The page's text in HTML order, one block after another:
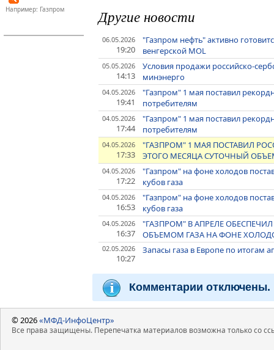
Например: Газпром Другие новости
06.05.2026
19:20
"Газпром нефть" активно
венгерской MOL
05.05.2026
14:13
Условия продажи российско-
минэнерго
04.05.2026
19:41
"Газпром" 1 мая поставил
потребителям
04.05.2026
17:44
"Газпром" 1 мая поставил
потребителям
04.05.2026
17:33
"ГАЗПРОМ" 1 МАЯ ПОСТАВИЛ
ЭТОГО МЕСЯЦА СУТОЧНЫЙ
04.05.2026
17:22
"Газпром" на фоне холодов
кубов газа
04.05.2026
16:53
"Газпром" на фоне холодов
кубов газа
04.05.2026
16:37
"ГАЗПРОМ" В АПРЕЛЕ
ОБЪЕМОМ ГАЗА НА ФОНЕ
02.05.2026
10:27
Запасы газа в Европе по итогам
Комментарии отключены.
© 2026«МФД-ИнфоЦентр»
Все права защищены. Перепечатка материалов возможна только со